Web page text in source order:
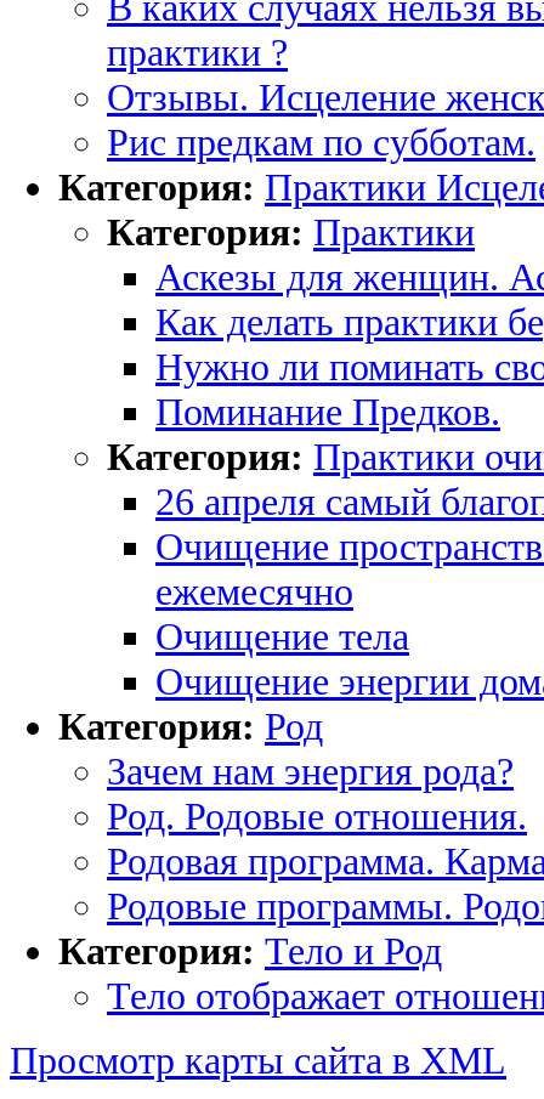
практики ?
Отзывы. Исцеление
Рис предкам по субботам.
Категория: Практики
Категория: Практики
Аскезы для женщин.
Как делать практики
Нужно ли поминать
Поминание Предков.
Категория: Практики
26 апреля самый
Очищение
ежемесячно
Очищение тела
Очищение энергии
Категория: Род
Зачем нам энергия рода?
Род. Родовые отношения.
Родовая программа.
Родовые программы.
Категория: Тело и Род
Тело отображает
Просмотр карты сайта в XML